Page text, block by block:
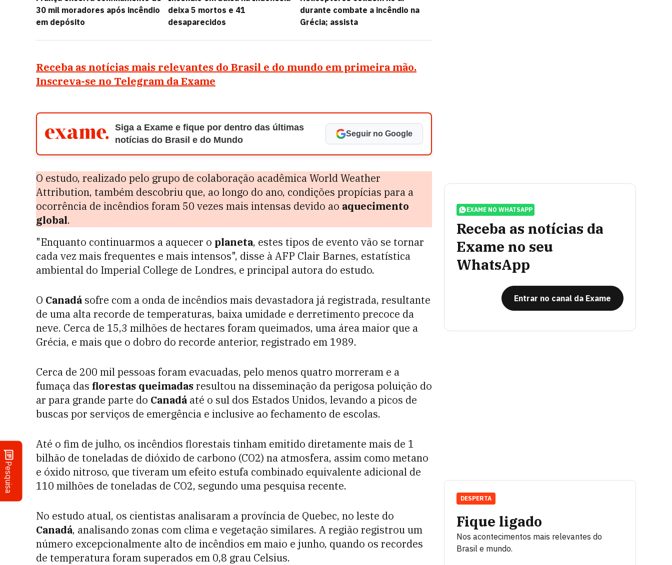
Pesquisa
30 mil moradores após incêndio
em depósito
deixa 5 mortos e 41
desaparecidos
durante combate a incêndio na
Grécia; assista
Receba as notícias mais relevantes do Brasil e do mundo em primeira mão.
Inscreva-se no Telegram da Exame
Siga a Exame e fique por dentro das últimas
notícias do Brasil e do Mundo
Seguir no Google
O estudo, realizado pelo grupo de colaboração acadêmica World Weather
Attribution, também descobriu que, ao longo do ano, condições propícias para a
ocorrência de incêndios foram 50 vezes mais intensas devido ao aquecimento
global.
"Enquanto continuarmos a aquecer o planeta, estes tipos de evento vão se tornar
cada vez mais frequentes e mais intensos", disse à AFP Clair Barnes, estatística
ambiental do Imperial College de Londres, e principal autora do estudo.
O Canadá sofre com a onda de incêndios mais devastadora já registrada, resultante
de uma alta recorde de temperaturas, baixa umidade e derretimento precoce da
neve. Cerca de 15,3 milhões de hectares foram queimados, uma área maior que a
Grécia, e mais que o dobro do recorde anterior, registrado em 1989.
Cerca de 200 mil pessoas foram evacuadas, pelo menos quatro morreram e a
fumaça das florestas queimadasresultou na disseminação da perigosa poluição do
ar para grande parte do Canadá até o sul dos Estados Unidos, levando a picos de
buscas por serviços de emergência e inclusive ao fechamento de escolas.
Até o fim de julho, os incêndios florestais tinham emitido diretamente mais de 1
bilhão de toneladas de dióxido de carbono (CO2) na atmosfera, assim como metano
e óxido nitroso, que tiveram um efeito estufa combinado equivalente adicional de
110 milhões de toneladas de CO2, segundo uma pesquisa recente.
No estudo atual, os cientistas analisaram a província de Quebec, no leste do
Canadá, analisando zonas com clima e vegetação similares. A região registrou um
número excepcionalmente alto de incêndios em maio e junho, quando os recordes
de temperatura foram superados em 0,8 grau Celsius.
EXAME NO WHATSAPP
Receba as notícias da
Exame no seu
WhatsApp
Entrar no canal da Exame
Fique ligado
Nos acontecimentos mais relevantes do
Brasil e mundo.
DESPERTA